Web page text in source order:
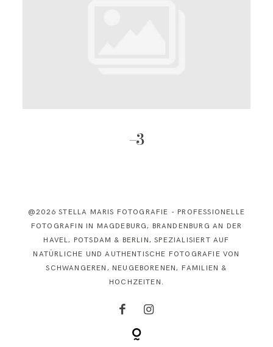
–3
@2026 STELLA MARIS FOTOGRAFIE - PROFESSIONELLE
FOTOGRAFIN IN MAGDEBURG, BRANDENBURG AN DER
HAVEL, POTSDAM & BERLIN, SPEZIALISIERT AUF
NATÜRLICHE UND AUTHENTISCHE FOTOGRAFIE VON
SCHWANGEREN, NEUGEBORENEN, FAMILIEN &
HOCHZEITEN.